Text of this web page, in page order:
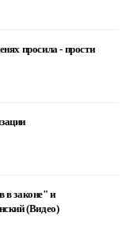
просила - прости
в законе" и
(Видео)